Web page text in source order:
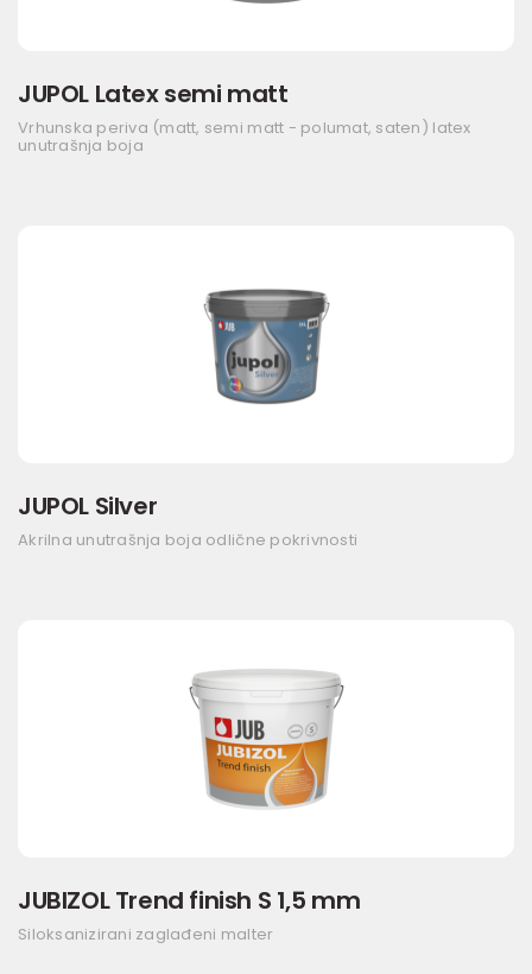
JUPOL Latex semi matt
Vrhunska periva (matt, semi matt - polumat, saten) latex
unutrašnja boja
JUPOL Silver
Akrilna unutrašnja boja odlične pokrivnosti
JUBIZOL Trend finish S 1,5 mm
Siloksanizirani zaglađeni malter